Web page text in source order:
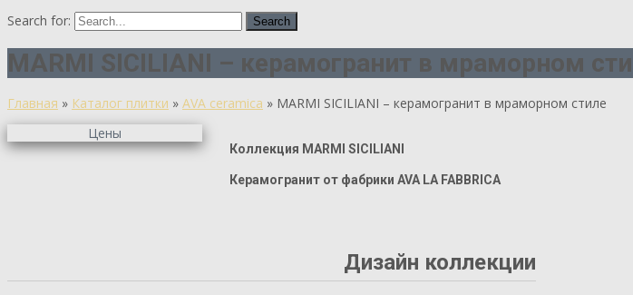
Search for:
MARMI SICILIANI – керамогранит в мраморном
Главная » Каталог плитки » AVA ceramica » MARMI SICILIANI – керамогранит в мраморном стиле
Цены
Коллекция MARMI SICILIANI
Керамогранит от фабрики AVA LA FABBRICA
Дизайн коллекции